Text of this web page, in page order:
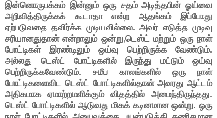
இன்னொருபக்கம் இன்னும் ஒரு சதம் அடித்தபின் ஓய்வை
அறிவித்திருக்கக் கூடாதா என்ற ஆதங்கம் இப்போது
ஏற்படுவதை தவிர்க்க முடியவில்லை. அவர் எடுத்த முடிவு
சரியானதுதான் என்றாலும் ஒன்று,டெஸ்ட் மற்றும் ஒரு நாள்
போட்டிகள் இரண்டிலும் ஒய்வு பெற்றிருக்க வேண்டும்.
அல்லது டெஸ்ட் போட்டிகளில் இருந்து மட்டும் ஒய்வு
பெற்றிருக்கவேண்டும். சமீப காலங்களில் ஒரு நாள்
போட்டிகளைவிட டெஸ்ட் போட்டிகளில்தான் அவரது ஆட்டம்
அதிகமாக ஏமாற்றமளிக்கும் விதத்தில் அமைந்திருந்தது.
டெஸ்ட் போட்டிகளில் ஆடுவது மிகக் கடினமான ஒன்று. ஒரு